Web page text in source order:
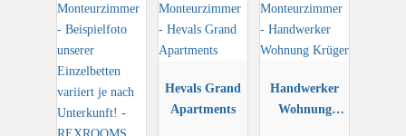
Hevals Grand
Apartments
Handwerker
Wohnung